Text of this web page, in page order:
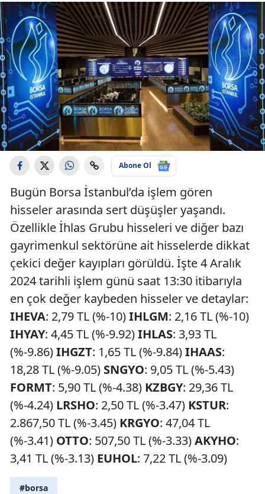
Abone Ol
Bugün Borsa İstanbul’da işlem gören
hisseler arasında sert düşüşler yaşandı.
Özellikle İhlas Grubu hisseleri ve diğer bazı
gayrimenkul sektörüne ait hisselerde dikkat
çekici değer kayıpları görüldü. İşte 4 Aralık
2024 tarihli işlem günü saat 13:30 itibarıyla
en çok değer kaybeden hisseler ve detaylar:
IHEVA: 2,79 TL (%-10)IHLGM: 2,16 TL (%-10)
IHYAY: 4,45 TL (%-9.92)IHLAS: 3,93 TL
(%-9.86)IHGZT: 1,65 TL (%-9.84)IHAAS:
18,28 TL (%-9.05) SNGYO: 9,05 TL (%-5.43)
FORMT: 5,90 TL (%-4.38) KZBGY: 29,36 TL
(%-4.24) LRSHO: 2,50 TL (%-3.47) KSTUR:
2.867,50 TL (%-3.45) KRGYO: 47,04 TL
(%-3.41) OTTO: 507,50 TL (%-3.33)AKYHO:
3,41 TL (%-3.13) EUHOL: 7,22 TL (%-3.09)
#borsa